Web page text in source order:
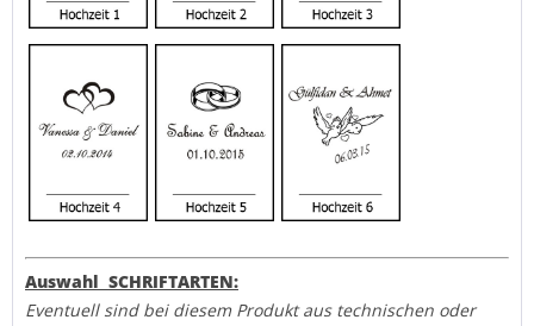
Auswahl SCHRIFTARTEN:
Eventuell sind bei diesem Produkt aus technischen oder